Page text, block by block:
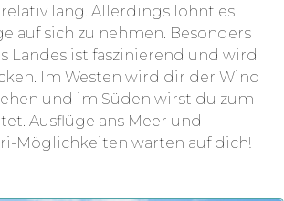
lang. Allerdings lohnt es
auf sich zu nehmen. Besonders
Landes ist faszinierend und wird
Im Westen wird dir der Wind
und im Süden wirst du zum
Ausflüge ans Meer und
Möglichkeiten warten auf dich!